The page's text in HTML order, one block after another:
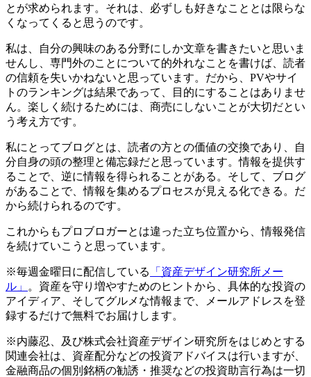
とが求められます。それは、必ずしも好きなこととは限らな
くなってくると思うのです。
私は、自分の興味のある分野にしか文章を書きたいと思いま
せんし、専門外のことについて的外れなことを書けば、読者
の信頼を失いかねないと思っています。だから、PVやサイ
トのランキングは結果であって、目的にすることはありませ
ん。楽しく続けるためには、商売にしないことが大切だとい
う考え方です。
私にとってブログとは、読者の方との価値の交換であり、自
分自身の頭の整理と備忘録だと思っています。情報を提供す
ることで、逆に情報を得られることがある。そして、ブログ
があることで、情報を集めるプロセスが見える化できる。だ
から続けられるのです。
これからもプロブロガーとは違った立ち位置から、情報発信
を続けていこうと思っています。
※毎週金曜日に配信している
「資産デザイン研究所メー
ル」
。資産を守り増やすためのヒントから、具体的な投資の
アイディア、そしてグルメな情報まで、メールアドレスを登
録するだけで無料でお届けします。
※内藤忍、及び株式会社資産デザイン研究所をはじめとする
関連会社は、資産配分などの投資アドバイスは行いますが、
金融商品の個別銘柄の勧誘・推奨などの投資助言行為は一切